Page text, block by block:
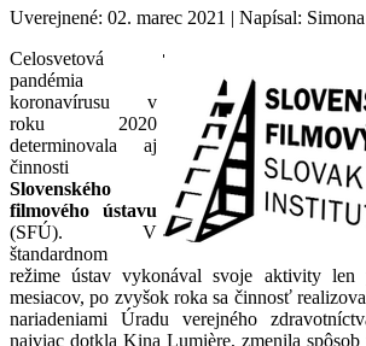
Uverejnené: 02. marec 2021 | Napísal:
Celosvetová
pandémia
koronavírusu v
roku 2020
determinovala aj
činnosti
Slovenského
filmového ústavu
(SFÚ). V
štandardnom
režime ústav vykonával svoje aktivity len
mesiacov, po zvyšok roka sa činnosť
nariadeniami Úradu verejného
najviac dotkla Kina Lumière, zmenila spôsob